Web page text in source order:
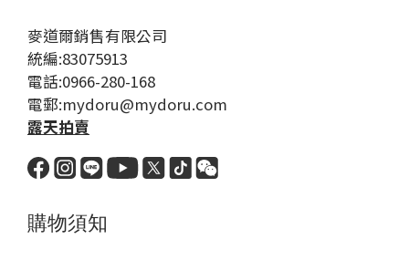
麥道爾銷售有限公司
統編:83075913
電話:0966-280-168
電郵:mydoru@mydoru.com
露天拍賣
購物須知